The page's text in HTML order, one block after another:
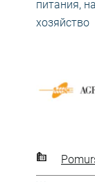
питания,
хозяйство